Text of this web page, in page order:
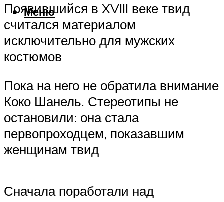
Меню
Появившийся в XVIII веке твид
считался материалом
исключительно для мужских
костюмов
Пока на него не обратила внимание
Коко Шанель. Стереотипы не
остановили: она стала
первопроходцем, показавшим
женщинам твид
Сначала поработали над